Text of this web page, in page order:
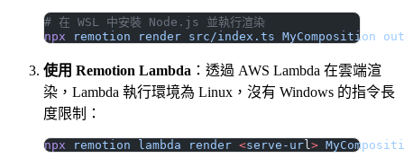
# 在 WSL 中安裝 Node.js 並執行渲染
npx remotion render src/index.ts MyComposition
使用 Remotion Lambda ：透過 AWS Lambda 在雲端渲
染，Lambda 執行環境為 Linux，沒有 Windows 的指令長
度限制：
npx remotion lambda render <serve-ur l>